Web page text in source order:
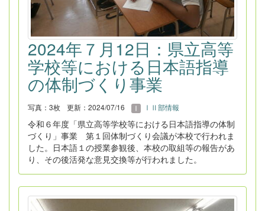
2024年７月12日：県立高等
学校等における日本語指導
の体制づくり事業
写真：3枚 更新：2024/07/16 ⅠⅡ部情報
令和６年度「県立高等学校等における日本語指導の体制
づくり」事業 第１回体制づくり会議が本校で行われま
した。日本語１の授業参観後、本校の取組等の報告があ
り、その後活発な意見交換等が行われました。